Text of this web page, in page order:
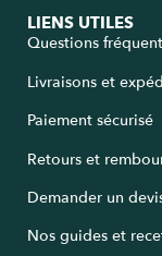
LIENS UTILES
Questions
Livraisons et
Paiement sécurisé
Retours et
Demander un
Nos guides et